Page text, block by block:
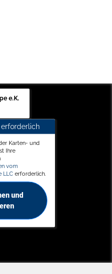
e.K.
Karten- und
Ihre
vom
LLC erforderlich.
und